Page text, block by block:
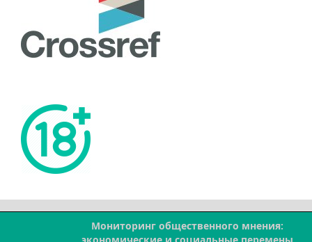
Мониторинг общественного мнения: